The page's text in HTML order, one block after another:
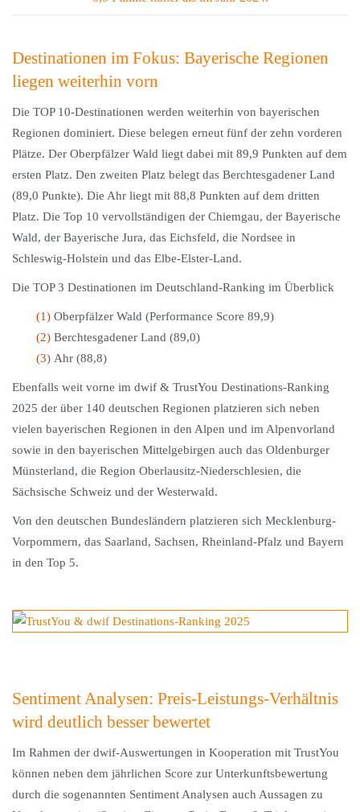
Destinationen im Fokus: Bayerische Regionen
liegen weiterhin vorn
Die TOP 10-Destinationen werden weiterhin von bayerischen
Regionen dominiert. Diese belegen erneut fünf der zehn vorderen
Plätze. Der Oberpfälzer Wald liegt dabei mit 89,9 Punkten auf dem
ersten Platz. Den zweiten Platz belegt das Berchtesgadener Land
(89,0 Punkte). Die Ahr liegt mit 88,8 Punkten auf dem dritten
Platz. Die Top 10 vervollständigen der Chiemgau, der Bayerische
Wald, der Bayerische Jura, das Eichsfeld, die Nordsee in
Schleswig-Holstein und das Elbe-Elster-Land.
Die TOP 3 Destinationen im Deutschland-Ranking im Überblick
(1) Oberpfälzer Wald (Performance Score 89,9)
(2) Berchtesgadener Land (89,0)
(3) Ahr (88,8)
Ebenfalls weit vorne im dwif & TrustYou Destinations-Ranking
2025 der über 140 deutschen Regionen platzieren sich neben
vielen bayerischen Regionen in den Alpen und im Alpenvorland
sowie in den bayerischen Mittelgebirgen auch das Oldenburger
Münsterland, die Region Oberlausitz-Niederschlesien, die
Sächsische Schweiz und der Westerwald.
Von den deutschen Bundesländern platzieren sich Mecklenburg-
Vorpommern, das Saarland, Sachsen, Rheinland-Pfalz und Bayern
in den Top 5.
Sentiment Analysen: Preis-Leistungs-Verhältnis
wird deutlich besser bewertet
Im Rahmen der dwif-Auswertungen in Kooperation mit TrustYou
können neben dem jährlichen Score zur Unterkunftsbewertung
durch die sogenannten Sentiment Analysen auch Aussagen zu